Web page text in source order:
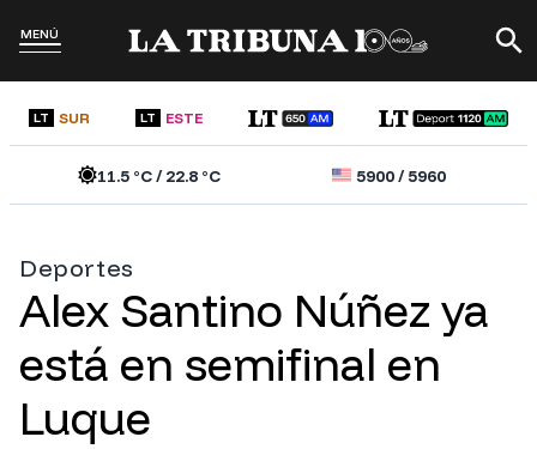
MENÚ
LT SUR LT ESTE
11.5°C /22.8°C 5900/5960
Deportes
Alex Santino Núñez ya
está en semifinal en
Luque